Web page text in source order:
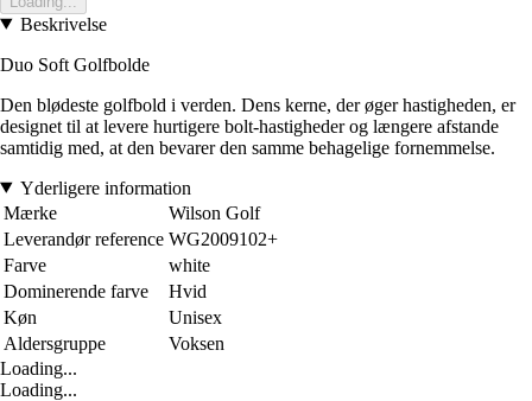
Beskrivelse
Duo Soft Golfbolde
Den blødeste golfbold i verden. Dens kerne, der øger hastigheden, er
designet til at levere hurtigere bolt-hastigheder og længere afstande
samtidig med, at den bevarer den samme behagelige fornemmelse.
Yderligere information
Mærke
Wilson Golf
Leverandør reference WG2009102+
Farve
white
Dominerende farve
Hvid
Køn
Unisex
Aldersgruppe
Voksen
Loading...
Loading...